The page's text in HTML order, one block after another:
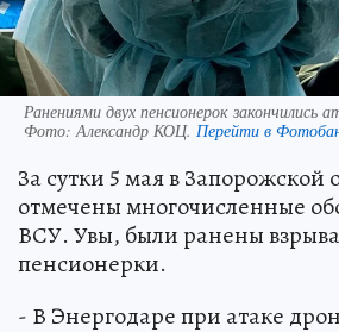
Ранениями двух пенсионерок закончились
Фото:Александр КОЦ. Перейти в
За сутки 5 мая в Запорожской
отмечены многочисленные
ВСУ. Увы, были ранены
пенсионерки.
- В Энергодаре при атаке